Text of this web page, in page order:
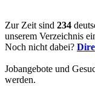
Zur Zeit sind 234
unserem Verzeichnis
Noch nicht dabei?
Jobangebote und
werden.